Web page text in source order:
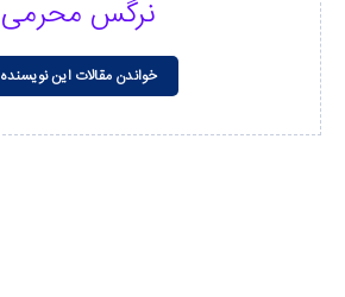
نرگس محرمی
خواندن مقالات این نویسنده